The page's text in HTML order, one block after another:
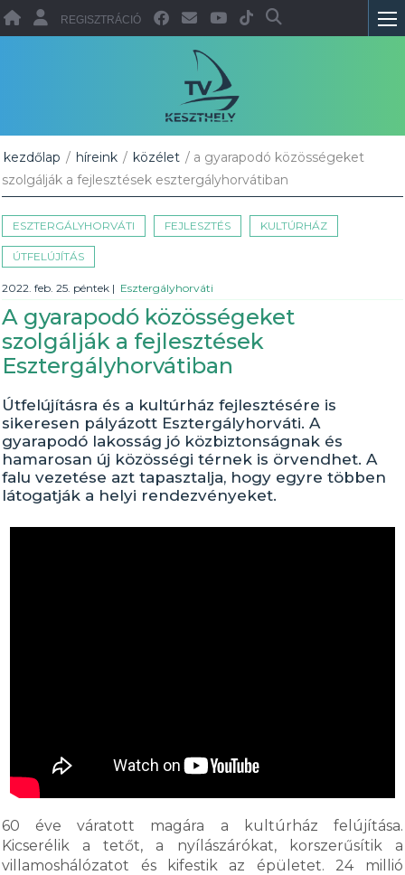
REGISZTRÁCIÓ
kezdőlap / híreink / közélet / a gyarapodó közösségeket
szolgálják a fejlesztések esztergályhorvátiban
ESZTERGÁLYHORVÁTI FEJLESZTÉS KULTÚRHÁZ
ÚTFELÚJÍTÁS
2022. feb. 25. péntek | Esztergályhorváti
A gyarapodó közösségeket
szolgálják a fejlesztések
Esztergályhorvátiban
Útfelújításra és a kultúrház fejlesztésére is
sikeresen pályázott Esztergályhorváti. A
gyarapodó lakosság jó közbiztonságnak és
hamarosan új közösségi térnek is örvendhet. A
falu vezetése azt tapasztalja, hogy egyre többen
látogatják a helyi rendezvényeket.
60 éve váratott magára a kultúrház felújítása.
Kicserélik a tetőt, a nyílászárókat, korszerűsítik a
villamoshálózatot és kifestik az épületet. 24 millió